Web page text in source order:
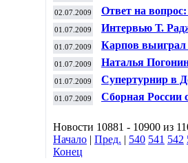
02.07.2009 Ответ на
01.07.2009 Интервью Т.
01.07.2009 Карпов выиграл
01.07.2009 Наталья
01.07.2009 Cупертурнир в
01.07.2009
Сборная России
Новости 10881 - 10900 из
Начало | Пред. | 540 541 542
Конец